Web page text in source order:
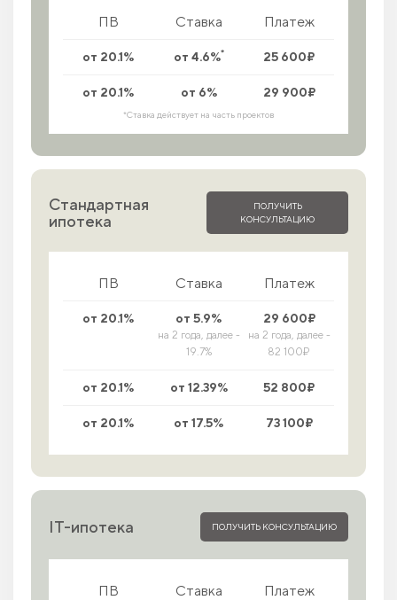
ПВ Ставка Платеж
от 20.1% от 4.6%* 25 600₽
от 20.1% от 6% 29 900₽
*Ставка действует на часть проектов
Стандартная
ипотека
ПОЛУЧИТЬ
КОНСУЛЬТАЦИЮ
ПВ Ставка Платеж
от 20.1% от 5.9%
на 2 года, далее -
19.7%
29 600₽
на 2 года, далее -
82 100₽
от 20.1% от 12.39% 52 800₽
от 20.1% от 17.5% 73 100₽
IT-ипотека ПОЛУЧИТЬ КОНСУЛЬТАЦИЮ
ПВ Ставка Платеж